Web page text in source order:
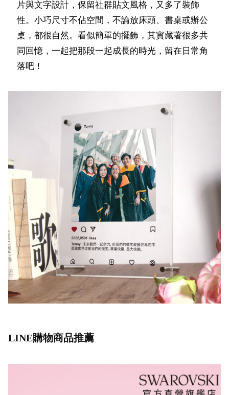
片與文字設計，保留社群貼文風格，又多了裝飾
性。小巧尺寸不佔空間，不論放床頭、書桌或辦公
桌，都很自然。看似簡單的擺飾，其實藏著很多共
同回憶，一起把那段一起成長的時光，留在日常角
落吧！
LINE購物商品推薦